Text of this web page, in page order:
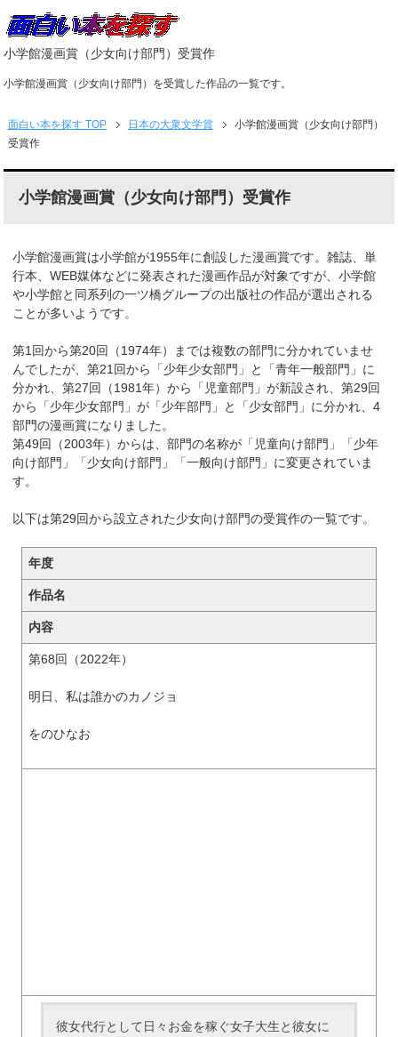
小学館漫画賞（少女向け部門）受賞作
小学館漫画賞（少女向け部門）を受賞した作品の一覧です。
面白い本を探すTOP 日本の大衆文学賞
小学館漫画賞（少女向け部門）
受賞作
小学館漫画賞（少女向け部門）受賞作
小学館漫画賞は小学館が1955年に創設した漫画賞です。雑誌、単
行本、WEB媒体などに発表された漫画作品が対象ですが、小学館
や小学館と同系列の一ツ橋グループの出版社の作品が選出される
ことが多いようです。
第1回から第20回（1974年）までは複数の部門に分かれていませ
んでしたが、第21回から「少年少女部門」と「青年一般部門」に
分かれ、第27回（1981年）から「児童部門」が新設され、第29回
から「少年少女部門」が「少年部門」と「少女部門」に分かれ、4
部門の漫画賞になりました。
第49回（2003年）からは、部門の名称が「児童向け部門」「少年
向け部門」「少女向け部門」「一般向け部門」に変更されていま
す。
以下は第29回から設立された少女向け部門の受賞作の一覧です。
年度
作品名
内容
第68回（2022年）
明日、私は誰かのカノジョ
をのひなお
彼女代行として日々お金を稼ぐ女子大生と彼女に